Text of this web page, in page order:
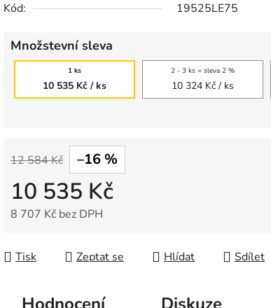
Kód:
19525LE75
Množstevní sleva
1 ks
10 535 Kč/ ks
2 - 3 ks = sleva 2 %
10 324 Kč/ ks
12 584 Kč –16 %
10 535 Kč
8 707 Kč bez DPH
Tisk
Zeptat se Hlídat Sdílet